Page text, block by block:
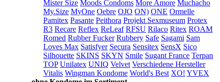
Mister Size Moods Condoms More Amore Muchacho
My.Size MyOne Oebre OJO ON) ONE Ormelle
Pamitex Pasante Peithora Projekt Sexmuseum Protex
R3 Recare Reflex ReLeaf RFSU Rilaco Ritex ROAM
Romed Rubber Fucker Rubbery Safe Sagami Sam
Loves Max Satisfyer Secura Sensitex SensX Sico
Silhouette SKINS SKYN Smile Sugant France Terpan
TOP Unilatex UNIQ Velvet Verschiedene Hersteller
Vitalis Wingman Kondome World's Best XO! YVEX